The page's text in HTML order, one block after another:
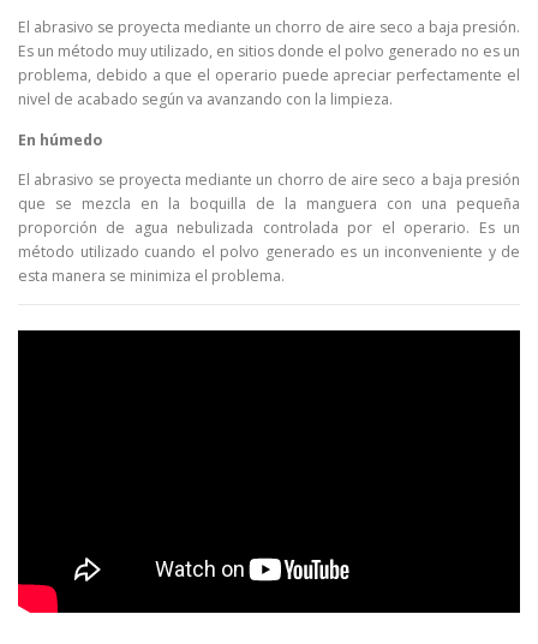
El abrasivo se proyecta mediante un chorro de aire seco a baja presión.
Es un método muy utilizado, en sitios donde el polvo generado no es un
problema, debido a que el operario puede apreciar perfectamente el
nivel de acabado según va avanzando con la limpieza.
En húmedo
El abrasivo se proyecta mediante un chorro de aire seco a baja presión
que se mezcla en la boquilla de la manguera con una pequeña
proporción de agua nebulizada controlada por el operario. Es un
método utilizado cuando el polvo generado es un inconveniente y de
esta manera se minimiza el problema.